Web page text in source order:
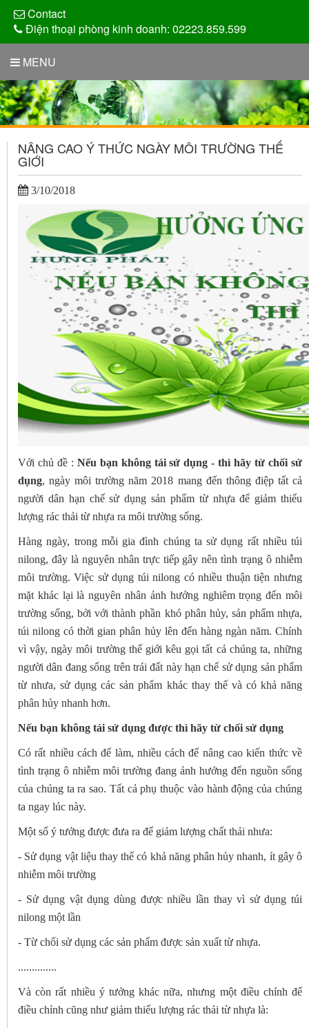
Contact
Điện thoại phòng kinh doanh: 02223.859.599
MENU
NÂNG CAO Ý THỨC NGÀY MÔI TRƯỜNG THẾ
GIỚI
3/10/2018
Với chủ đề : Nếu bạn không tái sử dụng - thì hãy từ chối sử
dụng, ngày môi trường năm 2018 mang đến thông điệp tất cả
người dân hạn chế sử dụng sản phẩm từ nhựa để giảm thiểu
lượng rác thải từ nhựa ra môi trường sống.
Hàng ngày, trong mỗi gia đình chúng ta sử dụng rất nhiều túi
nilong, đây là nguyên nhân trực tiếp gây nên tình trạng ô nhiễm
môi trường. Việc sử dụng túi nilong có nhiều thuận tiện nhưng
mặt khác lại là nguyên nhân ảnh hưởng nghiêm trọng đến môi
trường sống, bởi với thành phần khó phân hủy, sản phẩm nhựa,
túi nilong có thời gian phân hủy lên đến hàng ngàn năm. Chính
vì vậy, ngày môi trường thế giới kêu gọi tất cả chúng ta, những
người dân đang sống trên trái đất này hạn chế sử dụng sản phẩm
từ nhưa, sử dụng các sản phẩm khác thay thế và có khả năng
phân hủy nhanh hơn.
Nếu bạn không tái sử dụng được thì hãy từ chối sử dụng
Có rất nhiều cách để làm, nhiều cách để nâng cao kiến thức về
tình trạng ô nhiễm môi trường đang ảnh hưởng đến nguồn sống
của chúng ta ra sao. Tất cả phụ thuộc vào hành động của chúng
ta ngay lúc này.
Một số ý tưởng được đưa ra để giảm lượng chất thải nhưa:
- Sử dụng vật liệu thay thế có khả năng phân hủy nhanh, ít gây ô
nhiễm môi trường
- Sử dụng vật dụng dùng được nhiều lần thay vì sử dụng túi
nilong một lần
- Từ chối sử dụng các sản phẩm được sản xuất từ nhựa.
..............
Và còn rất nhiều ý tưởng khác nữa, nhưng một điều chính để
điều chỉnh cũng như giảm thiểu lượng rác thải từ nhựa là: